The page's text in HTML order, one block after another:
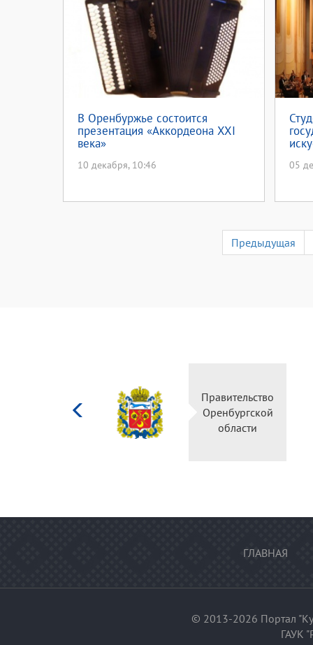
В Оренбуржье состоится
презентация «Аккордеона XXI
века»
10 декабря, 10:46 05
Предыдущая
Правительство
Оренбургской
области
ГЛАВНАЯ
© 2013-2026 Портал
ГАУК